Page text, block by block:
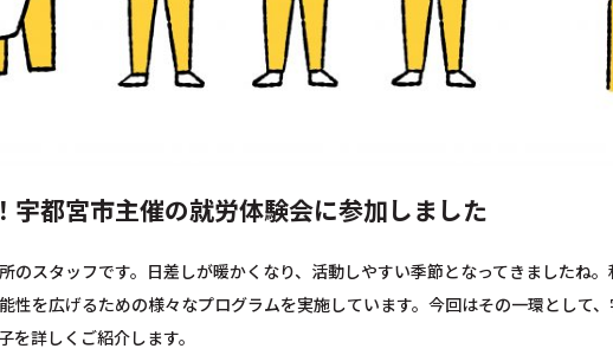
宇都宮市主催の就労体験会に参加しました
のスタッフです。日差しが暖かくなり、活動しやすい季節となってきましたね
性を広げるための様々なプログラムを実施しています。今回はその一環として
詳しくご紹介します。